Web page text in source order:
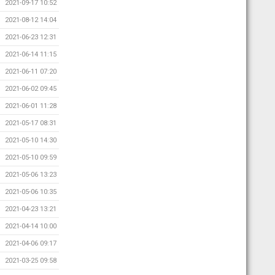
2021-09-17 10:52
2021-08-12 14:04
2021-06-23 12:31
2021-06-14 11:15
2021-06-11 07:20
2021-06-02 09:45
2021-06-01 11:28
2021-05-17 08:31
2021-05-10 14:30
2021-05-10 09:59
2021-05-06 13:23
2021-05-06 10:35
2021-04-23 13:21
2021-04-14 10:00
2021-04-06 09:17
2021-03-25 09:58